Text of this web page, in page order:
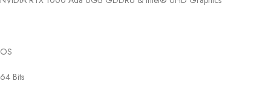
OS
64 Bits